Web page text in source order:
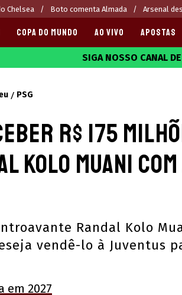
Chelsea Boto comenta Almada Arsenal
2025
COPA DO MUNDO AO VIVO APOSTAS
SIGA NOSSO CANAL
PSG
R$ 175
Kolo Muani com
Randal Kolo
vendê-lo à Juventus
em 2027